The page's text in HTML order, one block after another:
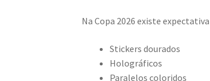
Na Copa 2026 existe
Stickers dourados
Holográficos
Paralelos coloridos